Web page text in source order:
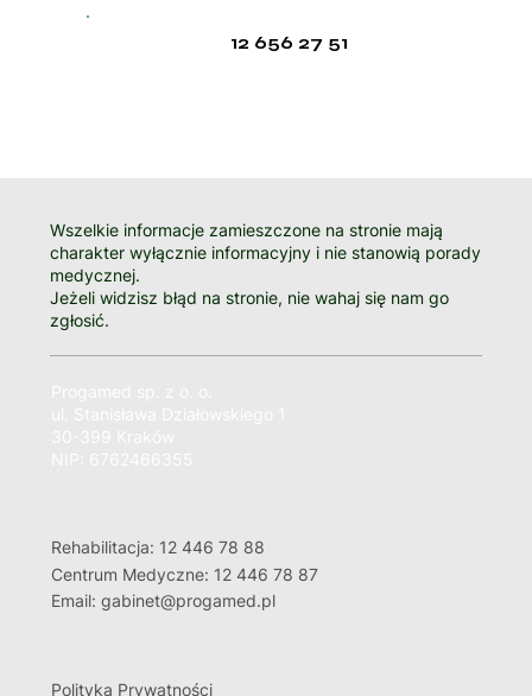
12 656 27 51
Wszelkie informacje zamieszczone na stronie mają
charakter wyłącznie informacyjny i nie stanowią porady
medycznej.
Jeżeli widzisz błąd na stronie, nie wahaj się nam go
zgłosić.
Rehabilitacja: 12 446 78 88
Centrum Medyczne: 12 446 78 87
Email: gabinet@progamed.pl
Polityka Prywatności